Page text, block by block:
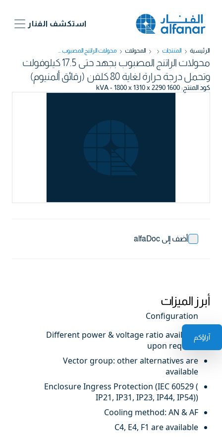
آراؤكم
استكشف الفنار
الرئيسية المنتجات المحولات محولات الراتنج المصبوب بجهد حتى 17.5 كيلوفولت وتحمل درجة حرارة لغاية 80 كلفن (رقائق ألمنيوم)
أضف إلى alfaDoc
محولات الراتنج المصبوب بجهد حتى 17.5 كيلوفولت
وتحمل درجة حرارة لغاية 80 كلفن (رقائق ألمنيوم)
كود المنتج:
1600 kVA - 1800 x 1310 x 2290
أبرز الميزات
Configuration
Different power & voltage ratio available
upon request
Vector group: other alternatives are
available
Enclosure Ingress Protection (IEC 60529 (
IP21, IP31, IP23, IP44, IP54))
Cooling method: AN & AF
C4, E4, F1 are available